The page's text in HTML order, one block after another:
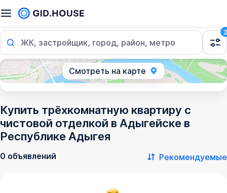
ЖК, застройщик, город, район, метро
2
Смотреть на карте
Купить трёхкомнатную квартиру с
чистовой отделкой в Адыгейске в
Республике Адыгея
0 объявлений Рекомендуемые